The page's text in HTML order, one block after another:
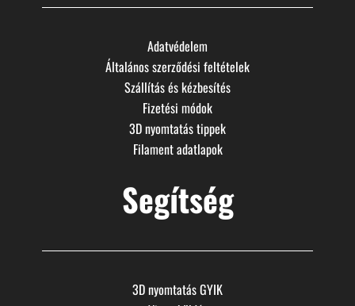
Adatvédelem
Általános szerződési feltételek
Szállítás és kézbesítés
Fizetési módok
3D nyomtatás tippek
Filament adatlapok
Segítség
3D nyomtatás GYIK